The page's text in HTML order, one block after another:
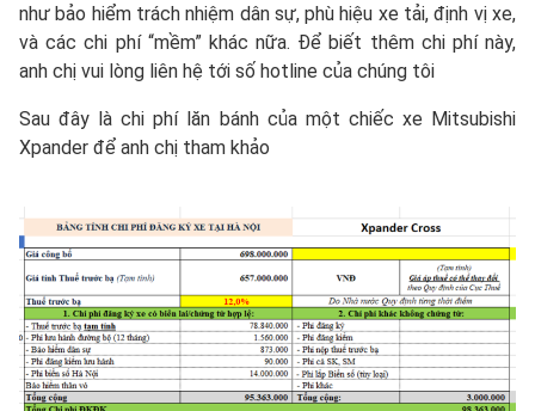
như bảo hiểm trách nhiệm dân sự, phù hiệu xe tải, định vị xe,
và các chi phí “mềm” khác nữa. Để biết thêm chi phí này,
anh chị vui lòng liên hệ tới số hotline của chúng tôi
Sau đây là chi phí lăn bánh của một chiếc xe Mitsubishi
Xpander để anh chị tham khảo